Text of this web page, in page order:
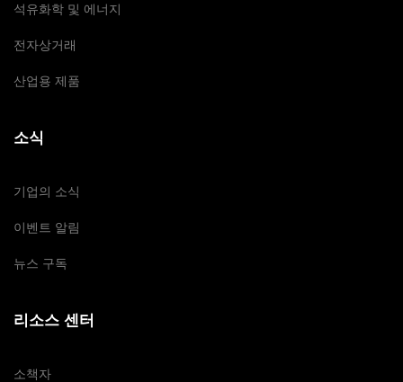
석유화학 및 에너지
전자상거래
산업용 제품
소식
기업의 소식
이벤트 알림
뉴스 구독
리소스 센터
소책자